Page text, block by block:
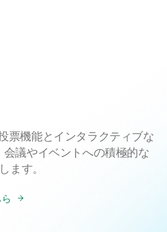
票機能とインタラクティブな
会議やイベントへの積極的な
ます。